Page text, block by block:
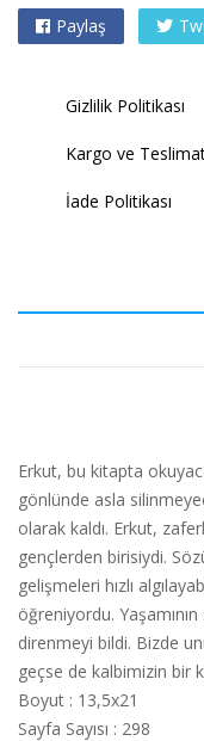
Paylaş
Gizlilik Politikası
Kargo ve
İade Politikası
Erkut, bu kitapta
gönlünde asla
olarak kaldı. Erkut,
gençlerden birisiydi.
gelişmeleri hızlı
öğreniyordu.
direnmeyi bildi. Bizde
geçse de kalbimizin bir
Boyut : 13,5x21
Sayfa Sayısı : 298